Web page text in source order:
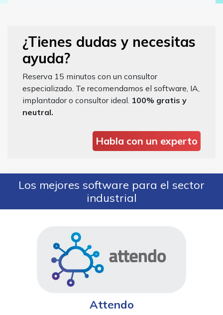
¿Tienes dudas y necesitas
ayuda?
Reserva 15 minutos con un consultor
especializado. Te recomendamos el software, IA,
implantador o consultor ideal. 100% gratis y
neutral.
Habla con un experto
Los mejores software para el sector
industrial
Attendo